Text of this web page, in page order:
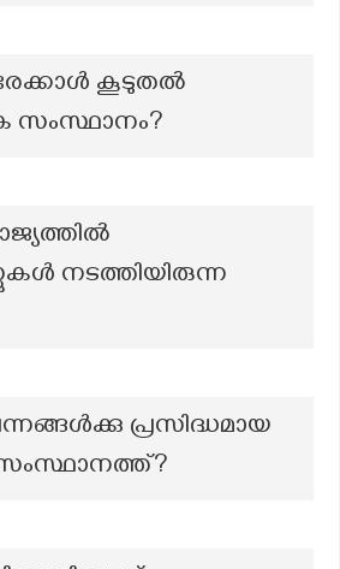
കൂടുതല്‍
സംസ്ഥാനം?
നടത്തിയിരുന്ന
പ്രസിദ്ധമായ